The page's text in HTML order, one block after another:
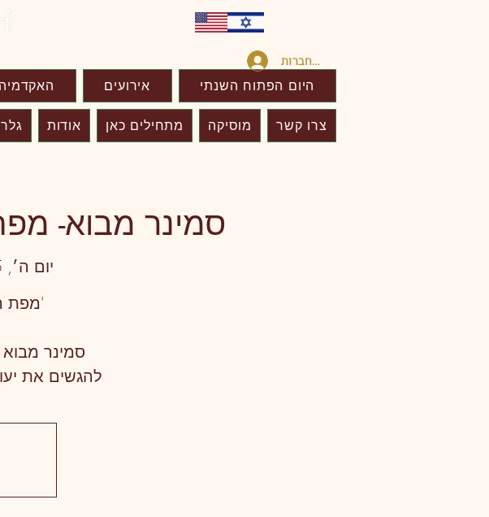
אירועים היום הפתוח השנתי
אודות מתחילים כאן מוסיקה צרו קשר
להתחברות
סמינר מבוא-
יום ה׳, 15 בספט׳
להגשים את